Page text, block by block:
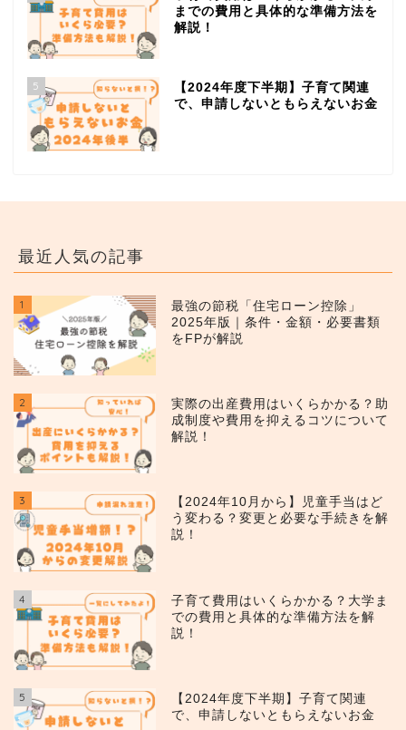
までの費用と具体的な準備方法を
解説！
5
【2024年度下半期】子育て関連
で、申請しないともらえないお金
最近人気の記事
1
最強の節税「住宅ローン控除」
2025年版｜条件・金額・必要書類
をFPが解説
2
実際の出産費用はいくらかかる？助
成制度や費用を抑えるコツについて
解説！
3
【2024年10月から】児童手当はど
う変わる？変更と必要な手続きを解
説！
4
子育て費用はいくらかかる？大学ま
での費用と具体的な準備方法を解
説！
5
【2024年度下半期】子育て関連
で、申請しないともらえないお金